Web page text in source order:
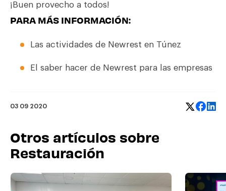
¡ Buen provecho a todos!
PARA MÁS INFORMACIÓN:
Las actividades de Newrest en Túnez
El saber hacer de Newrest para las empresas
03 09 2020
Otros artículos sobre
Restauración